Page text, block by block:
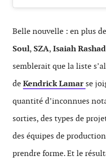
Belle nouvelle : en plus
Soul,SZA,Isaiah Rashad
semblerait que la liste
deKendrick Lamar se
quantité d’inconnues
sorties, des types de
des équipes de
prendre forme. Et le